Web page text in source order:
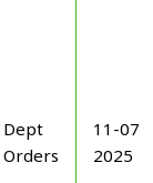
Dept
Orders
11-07-
2025